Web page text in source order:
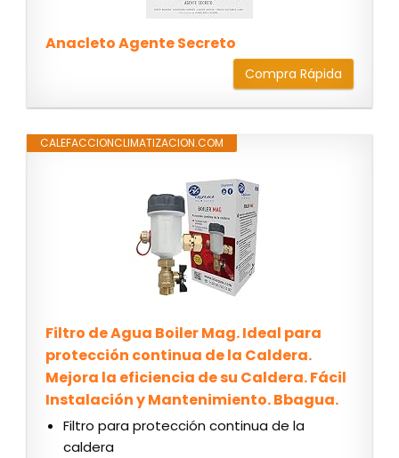
Anacleto Agente Secreto
Compra Rápida
CALEFACCIONCLIMATIZACION.COM
Filtro de Agua Boiler Mag. Ideal para
protección continua de la Caldera.
Mejora la eficiencia de su Caldera. Fácil
Instalación y Mantenimiento. Bbagua.
Filtro para protección continua de la
caldera